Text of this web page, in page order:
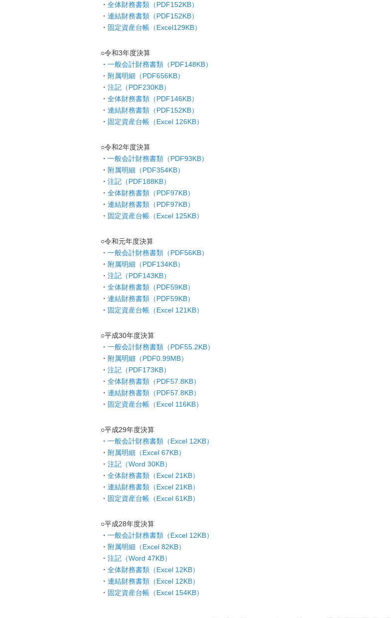
・ 全体財務書類（PDF152KB）
・ 連結財務書類（PDF152KB）
・ 固定資産台帳（Excel129KB）
○令和3年度決算
・ 一般会計財務書類（PDF148KB）
・ 附属明細（PDF656KB）
・ 注記（PDF230KB）
・ 全体財務書類（PDF146KB）
・ 連結財務書類（PDF152KB）
・ 固定資産台帳（Excel 126KB）
○令和2年度決算
・ 一般会計財務書類（PDF93KB）
・ 附属明細（PDF354KB）
・ 注記（PDF188KB）
・ 全体財務書類（PDF97KB）
・ 連結財務書類（PDF97KB）
・ 固定資産台帳（Excel 125KB）
○令和元年度決算
・ 一般会計財務書類（PDF56KB）
・ 附属明細（PDF134KB）
・ 注記（PDF143KB）
・ 全体財務書類（PDF59KB）
・ 連結財務書類（PDF59KB）
・ 固定資産台帳（Excel 121KB）
○平成30年度決算
・ 一般会計財務書類（PDF55.2KB）
・ 附属明細（PDF0.99MB）
・ 注記（PDF173KB）
・ 全体財務書類（PDF57.8KB）
・ 連結財務書類（PDF57.8KB）
・ 固定資産台帳（Excel 116KB）
○平成29年度決算
・ 一般会計財務書類（Excel 12KB）
・ 附属明細（Excel 67KB）
・ 注記（Word 30KB）
・ 全体財務書類（Excel 21KB）
・ 連結財務書類（Excel 21KB）
・ 固定資産台帳（Excel 61 KB）
○平成28年度決算
・ 一般会計財務書類（Excel 12KB）
・ 附属明細（Excel 82KB）
・ 注記（Word 47KB）
・ 全体財務書類（Excel 12KB）
・ 連結財務書類（Excel 12KB）
・ 固定資産台帳（Excel 154KB）